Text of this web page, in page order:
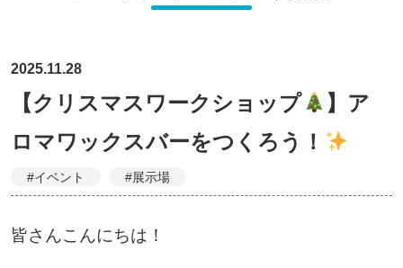
2025.11.28
【クリスマスワークショップ
】ア
ロマワックスバーをつくろう！
#イベント #展示場
皆さんこんにちは！